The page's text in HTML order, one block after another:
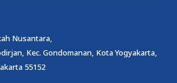
Nusantara,
Kec. Gondomanan, Kota Yogyakarta,
55152